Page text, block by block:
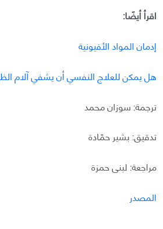
اقرأ أيضًا:
إدمان المواد الأفيونية
هل يمكن للعلاج النفسي أن يشفي آلام
ترجمة: سوزان محمد
تدقيق: بشير حمّادة
مراجعة: لبنى حمزة
المصدر